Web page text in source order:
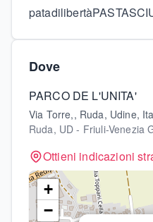
Dove
PARCO DE L'UNITA'
Via Torre,, Ruda, Udine,
Ruda, UD - Friuli-Venezia
Ottieni indicazioni
+
−